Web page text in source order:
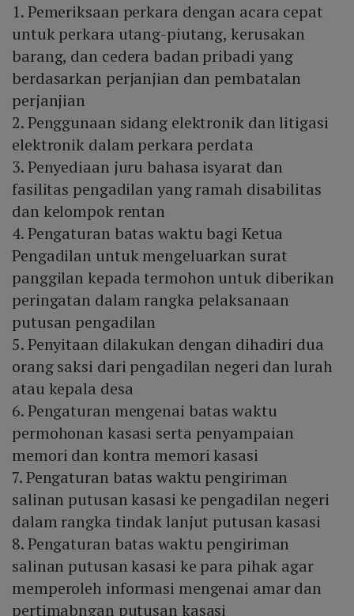
1. Pemeriksaan perkara dengan acara cepat
untuk perkara utang-piutang, kerusakan
barang, dan cedera badan pribadi yang
berdasarkan perjanjian dan pembatalan
perjanjian
2. Penggunaan sidang elektronik dan litigasi
elektronik dalam perkara perdata
3. Penyediaan juru bahasa isyarat dan
fasilitas pengadilan yang ramah disabilitas
dan kelompok rentan
4. Pengaturan batas waktu bagi Ketua
Pengadilan untuk mengeluarkan surat
panggilan kepada termohon untuk diberikan
peringatan dalam rangka pelaksanaan
putusan pengadilan
5. Penyitaan dilakukan dengan dihadiri dua
orang saksi dari pengadilan negeri dan lurah
atau kepala desa
6. Pengaturan mengenai batas waktu
permohonan kasasi serta penyampaian
memori dan kontra memori kasasi
7. Pengaturan batas waktu pengiriman
salinan putusan kasasi ke pengadilan negeri
dalam rangka tindak lanjut putusan kasasi
8. Pengaturan batas waktu pengiriman
salinan putusan kasasi ke para pihak agar
memperoleh informasi mengenai amar dan
pertimabngan putusan kasasi